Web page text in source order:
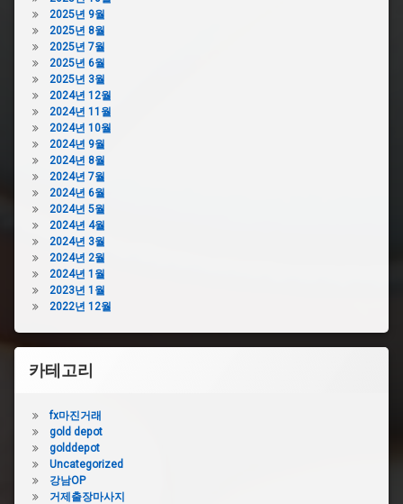
2025년 9월
2025년 8월
2025년 7월
2025년 6월
2025년 3월
2024년 12월
2024년 11월
2024년 10월
2024년 9월
2024년 8월
2024년 7월
2024년 6월
2024년 5월
2024년 4월
2024년 3월
2024년 2월
2024년 1월
2023년 1월
2022년 12월
카테고리
fx마진거래
gold depot
golddepot
Uncategorized
강남OP
거제출장마사지